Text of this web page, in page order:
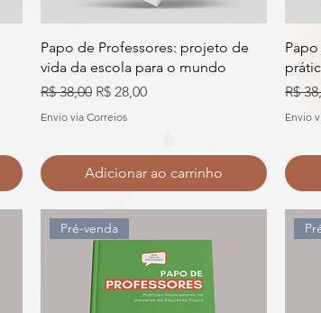
Papo de Professores: projeto de
vida da escola para o mundo
Preço normal
R$ 38,00 Preço promocional
R$ 28,00
Envio via Correios
Adicionar ao carrinho
R$
Envio
Pré-venda